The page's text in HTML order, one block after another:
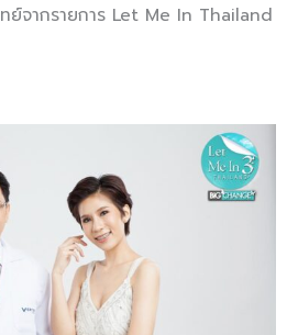
ย์จากรายการ Let Me In Thailand